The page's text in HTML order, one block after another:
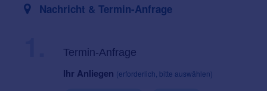
Nachricht & Termin-Anfrage
Termin-Anfrage
Ihr Anliegen (erforderlich, bitte auswählen)